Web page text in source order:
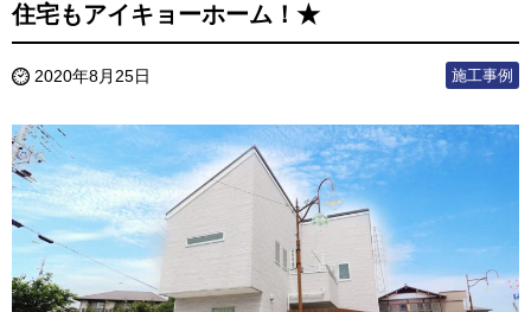
住宅もアイキョーホーム！★
2020年8月25日 施工事例